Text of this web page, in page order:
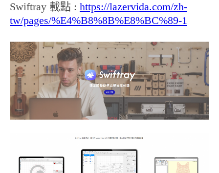
Swiftray 載點 : https://lazervida.com/zh-
tw/pages/%E4%B8%8B%E8%BC%89-1